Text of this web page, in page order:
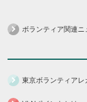
ボランティア関連ニ
東京ボランティア